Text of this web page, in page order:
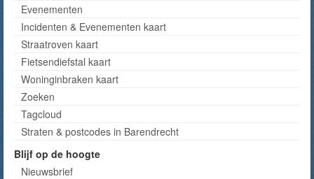
Evenementen
Incidenten & Evenementen kaart
Straatroven kaart
Fietsendiefstal kaart
Woninginbraken kaart
Zoeken
Tagcloud
Straten & postcodes in Barendrecht
Blijf op de hoogte
Nieuwsbrief